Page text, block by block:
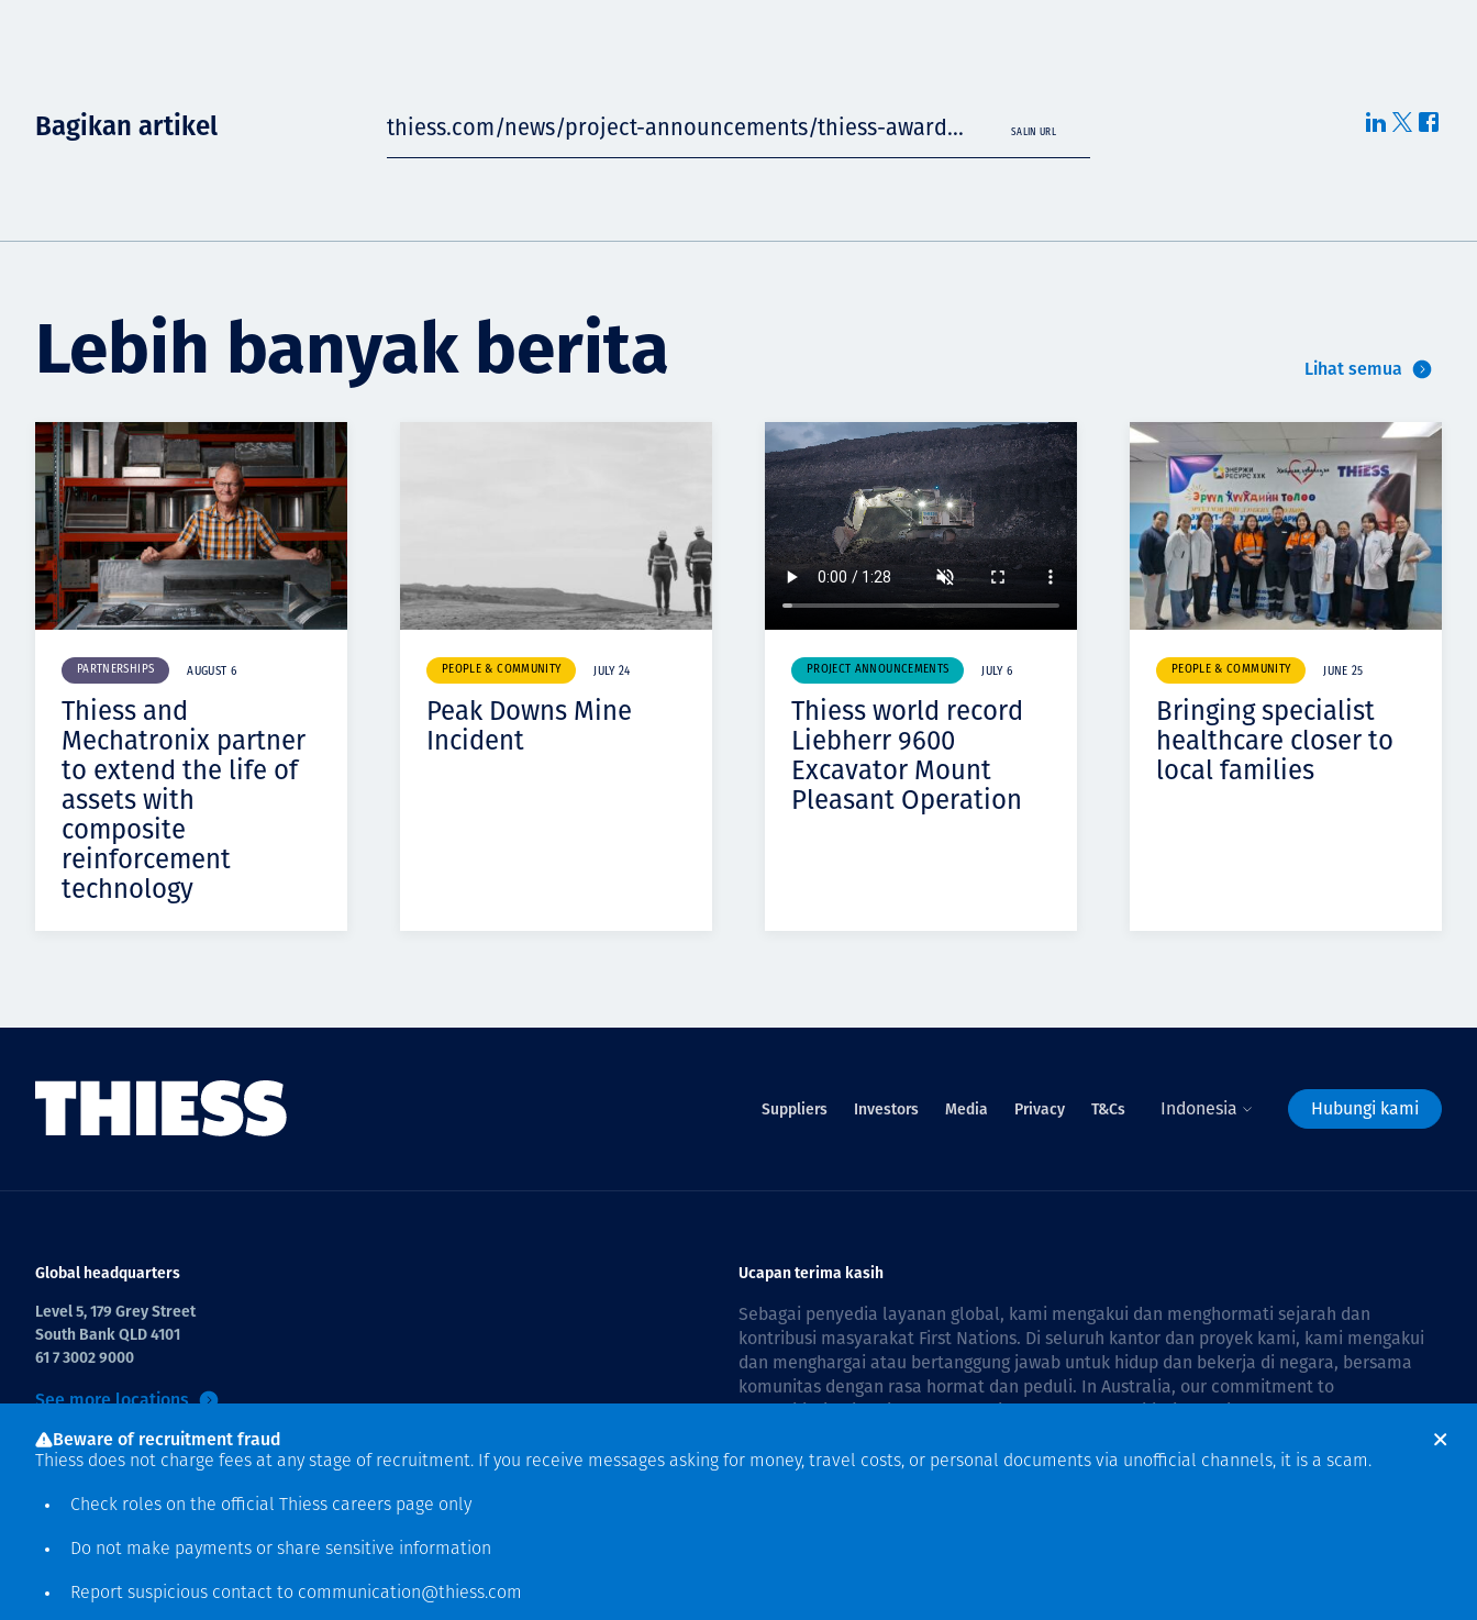
Bagikan artikel thiess.com/news/project-announcements/thiess-award... SALIN URL
Lebih banyak berita Lihat semua
PARTNERSHIPS AUGUST 6
Thiess and
Mechatronix partner
to extend the life of
assets with
composite
reinforcement
technology
PEOPLE & COMMUNITY JULY 24
Peak Downs Mine
Incident
PROJECT ANNOUNCEMENTS JULY 6
Thiess world record
Liebherr 9600
Excavator Mount
Pleasant Operation
PEOPLE & COMMUNITY JUNE 25
Bringing specialist
healthcare closer to
local families
Suppliers Investors Media Privacy T&Cs Indonesia Hubungi kami
Global headquarters
Level 5, 179 Grey Street
South Bank QLD 4101
61 7 3002 9000
See more locations
Ucapan terima kasih
Sebagai penyedia layanan global, kami mengakui dan menghormati sejarah dan
kontribusi masyarakat First Nations. Di seluruh kantor dan proyek kami, kami mengakui
dan menghargai atau bertanggung jawab untuk hidup dan bekerja di negara, bersama
komunitas dengan rasa hormat dan peduli. In Australia, our commitment to
reconciliation is guided by theThiess Group Reconciliation Action Plan 2026–2028.
Hak cipta © 2026 Thiess.
Beware of recruitment fraud
Thiess does not charge fees at any stage of recruitment. If you receive messages asking for money, travel costs, or personal documents via unofficial channels, it is a scam.
Check roles on the official Thiess careers page only
Do not make payments or share sensitive information
Report suspicious contact to communication@thiess.com